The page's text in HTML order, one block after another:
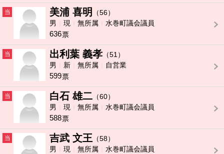
当 美浦 喜明
（56）
男
現 無所属 水巻町議会議員
636票
当 出利葉 義孝 （51）
男
新 無所属 自営業
599票
当 白石 雄二 （60）
男
現 無所属 水巻町議会議員
588票
当 吉武 文王 （58）
男
現 無所属 水巻町議会議員